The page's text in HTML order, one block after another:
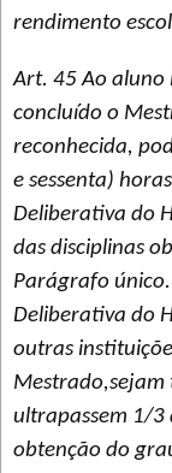
rendimento
Art. 45 Ao aluno
concluído o
reconhecida,
e sessenta)
Deliberativa do
das disciplinas
Parágrafo
Deliberativa do
outras
Mestrado,sejam
ultrapassem 1/3
obtenção do